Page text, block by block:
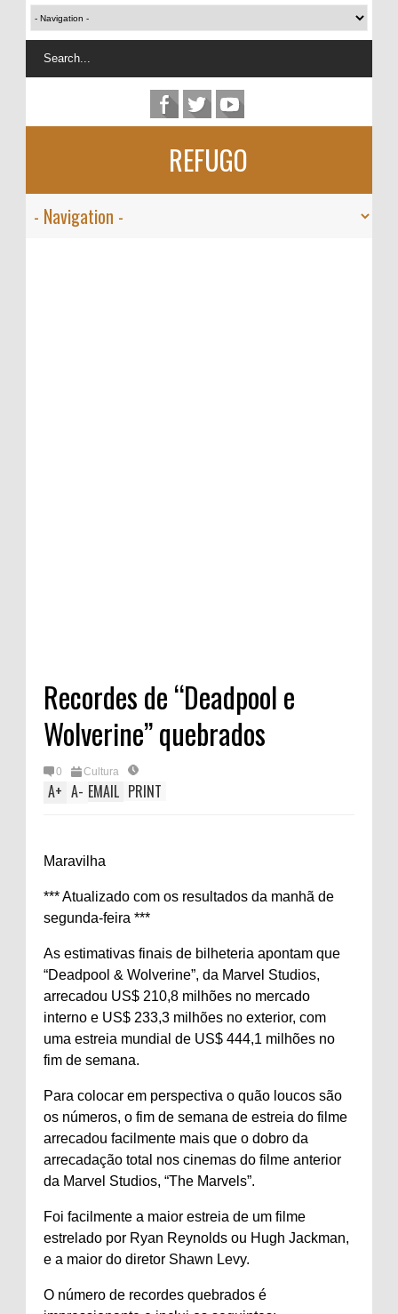
REFUGO
Recordes de “Deadpool e
Wolverine” quebrados
0 Cultura
A+ A- EMAIL PRINT
Maravilha
*** Atualizado com os resultados da manhã de
segunda-feira ***
As estimativas finais de bilheteria apontam que
“Deadpool & Wolverine”, da Marvel Studios,
arrecadou US$ 210,8 milhões no mercado
interno e US$ 233,3 milhões no exterior, com
uma estreia mundial de US$ 444,1 milhões no
fim de semana.
Para colocar em perspectiva o quão loucos são
os números, o fim de semana de estreia do filme
arrecadou facilmente mais que o dobro da
arrecadação total nos cinemas do filme anterior
da Marvel Studios, “The Marvels”.
Foi facilmente a maior estreia de um filme
estrelado por Ryan Reynolds ou Hugh Jackman,
e a maior do diretor Shawn Levy.
O número de recordes quebrados é